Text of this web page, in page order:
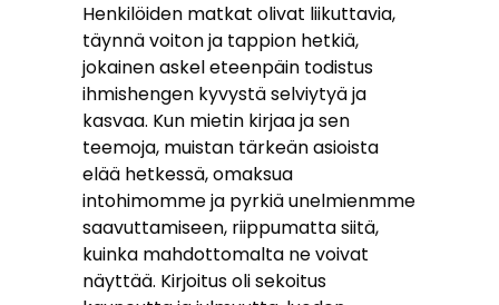
Henkilöiden matkat olivat liikuttavia,
täynnä voiton ja tappion hetkiä,
jokainen askel eteenpäin todistus
ihmishengen kyvystä selviytyä ja
kasvaa. Kun mietin kirjaa ja sen
teemoja, muistan tärkeän asioista
elää hetkessä, omaksua
intohimomme ja pyrkiä unelmienmme
saavuttamiseen, riippumatta siitä,
kuinka mahdottomalta ne voivat
näyttää. Kirjoitus oli sekoitus